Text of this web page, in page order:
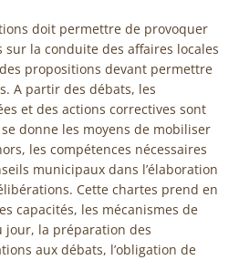
doit permettre de provoquer
la conduite des affaires locales
propositions devant permettre
A partir des débats, les
et des actions correctives sont
donne les moyens de mobiliser
les compétences nécessaires
municipaux dans l’élaboration
Cette chartes prend en
capacités, les mécanismes de
jour, la préparation des
aux débats, l’obligation de